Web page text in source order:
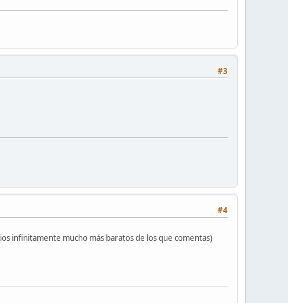
#3
#4
infinitamente mucho más baratos de los que comentas)